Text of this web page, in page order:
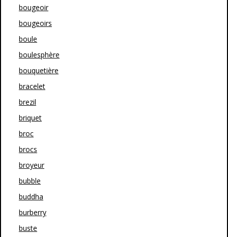
bougeoir
bougeoirs
boule
boulesphère
bouquetière
bracelet
brezil
briquet
broc
brocs
broyeur
bubble
buddha
burberry
buste